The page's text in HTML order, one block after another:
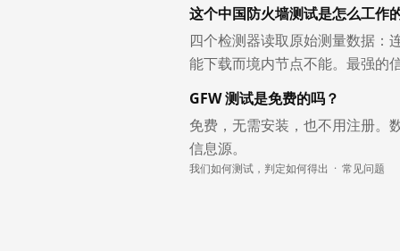
这个中国防火墙测试是怎么工作
四个检测器读取原始测量数据：
能下载而境内节点不能。最强的
GFW 测试是免费的吗？
免费，无需安装，也不用注册。
信息源。
我们如何测试，判定如何得出 · 常见问题